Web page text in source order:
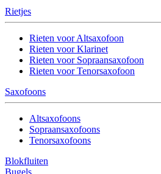
Rietjes
Rieten voor Altsaxofoon
Rieten voor Klarinet
Rieten voor Sopraansaxofoon
Rieten voor Tenorsaxofoon
Saxofoons
Altsaxofoons
Sopraansaxofoons
Tenorsaxofoons
Blokfluiten
Bugels